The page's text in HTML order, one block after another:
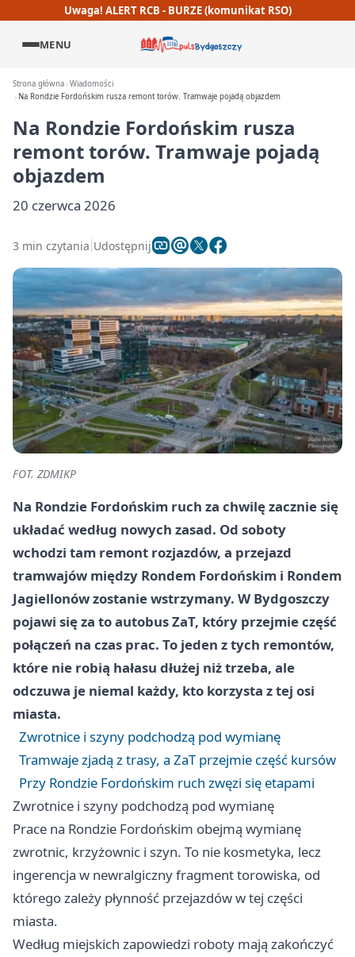
Uwaga! ALERT RCB - BURZE (komunikat RSO)
MENU
Strona główna Wiadomości
Na Rondzie Fordońskim rusza remont torów. Tramwaje pojadą objazdem
Na Rondzie Fordońskim rusza
remont torów. Tramwaje pojadą
objazdem
20 czerwca 2026
3 min czytania Udostępnij
FOT. ZDMIKP
Na Rondzie Fordońskim ruch za chwilę zacznie się
układać według nowych zasad. Od soboty
wchodzi tam remont rozjazdów, a przejazd
tramwajów między Rondem Fordońskim i Rondem
Jagiellonów zostanie wstrzymany. W Bydgoszczy
pojawi się za to autobus ZaT, który przejmie część
połączeń na czas prac. To jeden z tych remontów,
które nie robią hałasu dłużej niż trzeba, ale
odczuwa je niemal każdy, kto korzysta z tej osi
miasta.
Zwrotnice i szyny podchodzą pod wymianę
Tramwaje zjadą z trasy, a ZaT przejmie część kursów
Przy Rondzie Fordońskim ruch zwęzi się etapami
Zwrotnice i szyny podchodzą pod wymianę
Prace na Rondzie Fordońskim obejmą wymianę
zwrotnic, krzyżownic i szyn. To nie kosmetyka, lecz
ingerencja w newralgiczny fragment torowiska, od
którego zależy płynność przejazdów w tej części
miasta.
Według miejskich zapowiedzi roboty mają zakończyć